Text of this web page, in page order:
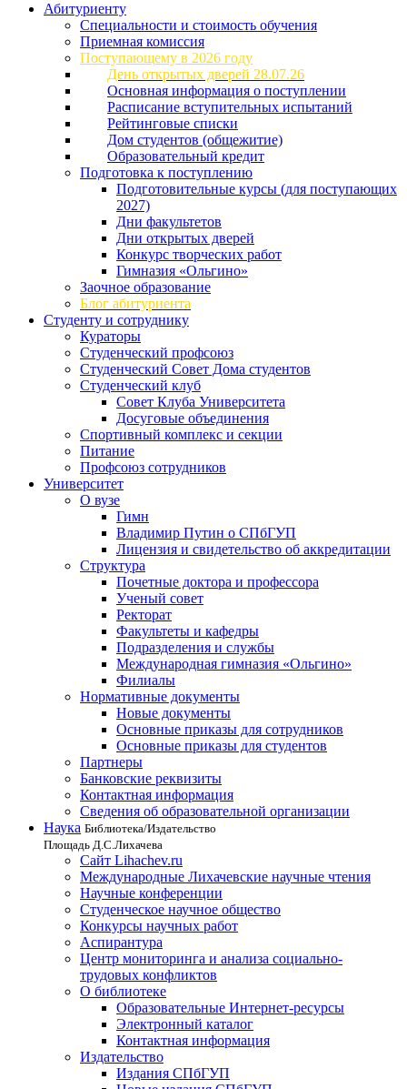
Абитуриенту
Специальности и стоимость обучения
Приемная комиссия
Поступающему в 2026 году
День открытых дверей 28.07.26
Основная информация о поступлении
Расписание вступительных испытаний
Рейтинговые списки
Дом студентов (общежитие)
Образовательный кредит
Подготовка к поступлению
Подготовительные курсы (для поступающих
2027)
Дни факультетов
Дни открытых дверей
Конкурс творческих работ
Гимназия «Ольгино»
Заочное образование
Блог абитуриента
Студенту и сотруднику
Кураторы
Студенческий профсоюз
Студенческий Совет Дома студентов
Студенческий клуб
Совет Клуба Университета
Досуговые объединения
Спортивный комплекс и секции
Питание
Профсоюз сотрудников
Университет
О вузе
Гимн
Владимир Путин о СПбГУП
Лицензия и свидетельство об аккредитации
Структура
Почетные доктора и профессора
Ученый совет
Ректорат
Факультеты и кафедры
Подразделения и службы
Международная гимназия «Ольгино»
Филиалы
Нормативные документы
Новые документы
Основные приказы для сотрудников
Основные приказы для студентов
Партнеры
Банковские реквизиты
Контактная информация
Сведения об образовательной организации
Наука Библиотека/Издательство
Площадь Д.С.Лихачева
Сайт Lihachev.ru
Международные Лихачевские научные чтения
Научные конференции
Студенческое научное общество
Конкурсы научных работ
Аспирантура
Центр мониторинга и анализа социально-
трудовых конфликтов
О библиотеке
Образовательные Интернет-ресурсы
Электронный каталог
Контактная информация
Издательство
Издания СПбГУП